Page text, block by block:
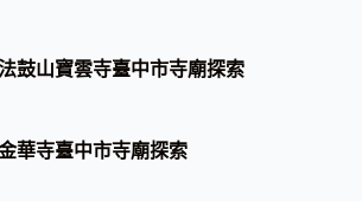
鼓山寶雲寺臺中市寺廟探索
華寺臺中市寺廟探索